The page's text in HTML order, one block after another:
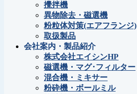
攪拌機
異物除去・磁選機
粉粒体対策(エアフランジ)
取扱製品
会社案内・製品紹介
株式会社エイシンHP
磁選機・マグ･フィルター
混合機・ミキサー
粉砕機・ボールミル